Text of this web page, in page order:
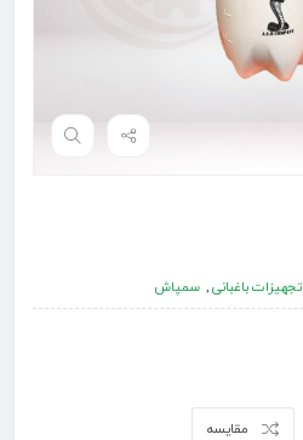
تجهیزات باغبانی, سمپاش
مقایسه